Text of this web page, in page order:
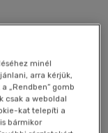
minél
arra kérjük,
„Rendben” gomb
csak a weboldal
kat telepíti a
bármikor